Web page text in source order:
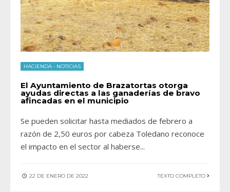
HACIENDA • NOTICIAS
El Ayuntamiento de Brazatortas otorga
ayudas directas a las ganaderías de bravo
afincadas en el municipio
Se pueden solicitar hasta mediados de febrero a
razón de 2,50 euros por cabeza Toledano reconoce
el impacto en el sector al haberse...
22 DE ENERO DE 2022 TEXTO COMPLETO